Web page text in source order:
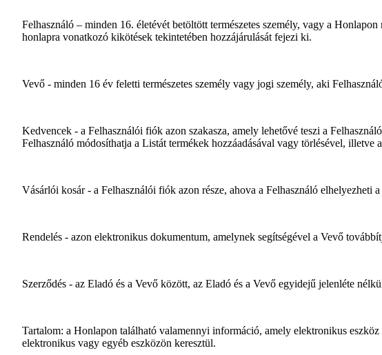
Felhasználó – minden 16. életévét betöltött természetes személy, vagy a
honlapra vonatkozó kikötések tekintetében hozzájárulását fejezi ki.
Vevő - minden 16 év feletti természetes személy vagy jogi személy, aki
Kedvencek - a Felhasználói fiók azon szakasza, amely lehetővé teszi a
Felhasználó módosíthatja a Listát termékek hozzáadásával vagy törlésével, illetve
Vásárlói kosár - a Felhasználói fiók azon része, ahova a Felhasználó elhelyezheti
Rendelés - azon elektronikus dokumentum, amelynek segítségével a Vevő
Szerződés - az Eladó és a Vevő között, az Eladó és a Vevő egyidejű jelenléte
Tartalom: a Honlapon található valamennyi információ, amely elektronikus
elektronikus vagy egyéb eszközön keresztül.